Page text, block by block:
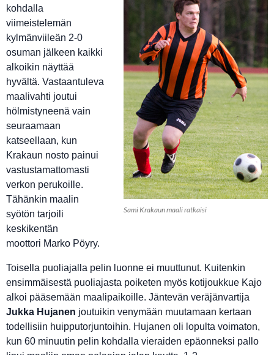
Sami Krakaun maali ratkaisi
kohdalla
viimeistelemän
kylmänviileän 2-0
osuman jälkeen kaikki
alkoikin näyttää
hyvältä. Vastaantuleva
maalivahti joutui
hölmistyneenä vain
seuraamaan
katseellaan, kun
Krakaun nosto painui
vastustamattomasti
verkon perukoille.
Tähänkin maalin
syötön tarjoili
keskikentän
moottori Marko Pöyry.
Toisella puoliajalla pelin luonne ei muuttunut. Kuitenkin
ensimmäisestä puoliajasta poiketen myös kotijoukkue Kajo
alkoi pääsemään maalipaikoille. Jäntevän veräjänvartija
Jukka Hujanen joutuikin venymään muutamaan kertaan
todellisiin huipputorjuntoihin. Hujanen oli lopulta voimaton,
kun 60 minuutin pelin kohdalla vieraiden epäonneksi pallo